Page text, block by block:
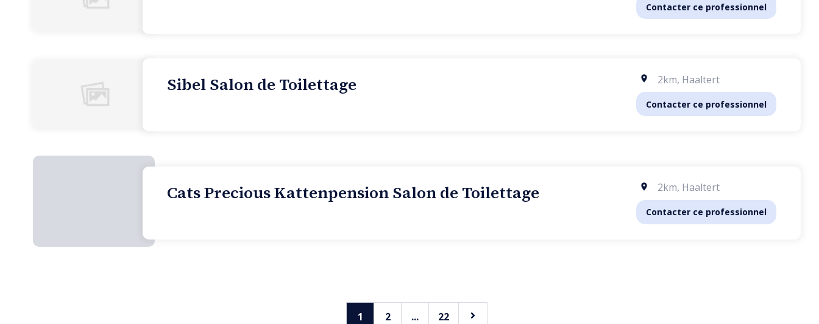
Contacter ce professionnel
Sibel Salon de Toilettage 2km, Haaltert
Contacter ce professionnel
Cats Precious Kattenpension Salon de Toilettage 2km, Haaltert
Contacter ce professionnel
1 2 ... 22